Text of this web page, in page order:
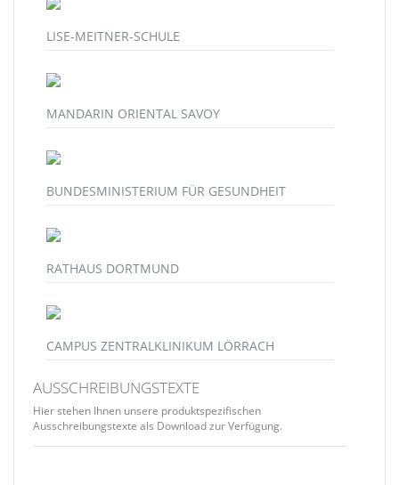
LISE-MEITNER-SCHULE
MANDARIN ORIENTAL SAVOY
BUNDESMINISTERIUM FÜR GESUNDHEIT
RATHAUS DORTMUND
CAMPUS ZENTRALKLINIKUM LÖRRACH
AUSSCHREIBUNGSTEXTE
Hier stehen Ihnen unsere produktspezifischen
Ausschreibungstexte als Download zur Verfügung.